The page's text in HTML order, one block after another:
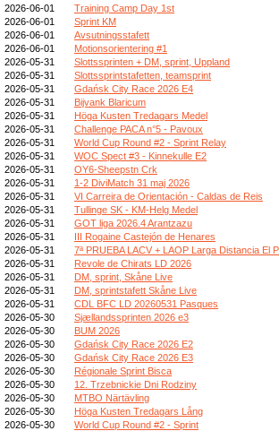
2026-06-01
Training Camp Day 1st
2026-06-01
Sprint KM
2026-06-01
Avsutningsstafett
2026-06-01
Motionsorientering #1
2026-05-31
Slottssprinten + DM, sprint, Uppland
2026-05-31
Slottssprintstafetten, teamsprint
2026-05-31
Gdańsk City Race 2026 E4
2026-05-31
Bijvank Blaricum
2026-05-31
Höga Kusten Tredagars Medel
2026-05-31
Challenge PACA n°5 - Pavoux
2026-05-31
World Cup Round #2 - Sprint Relay
2026-05-31
WOC Spect #3 - Kinnekulle E2
2026-05-31
OY6-Sheepstn Crk
2026-05-31
1-2 DiviMatch 31 maj 2026
2026-05-31
VI Carreira de Orientación - Caldas de Reis
2026-05-31
Tullinge SK - KM-Helg Medel
2026-05-31
GOT liga 2026.4 Arantzazu
2026-05-31
III Rogaine Castejón de Henares
2026-05-31
7ª PRUEBA LACV + LAOP Larga Distancia El
2026-05-31
Revole de Chirats LD 2026
2026-05-31
DM, sprint, Skåne Live
2026-05-31
DM, sprintstafett Skåne Live
2026-05-31
CDL BFC LD 20260531 Pasques
2026-05-30
Sjællandssprinten 2026 e3
2026-05-30
BUM 2026
2026-05-30
Gdańsk City Race 2026 E2
2026-05-30
Gdańsk City Race 2026 E3
2026-05-30
Régionale Sprint Bisca
2026-05-30
12. Trzebnickie Dni Rodziny
2026-05-30
MTBO Närtävling
2026-05-30
Höga Kusten Tredagars Lång
2026-05-30
World Cup Round #2 - Sprint